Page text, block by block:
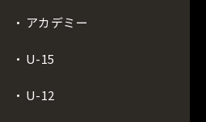
アカデミー
U-15
U-12